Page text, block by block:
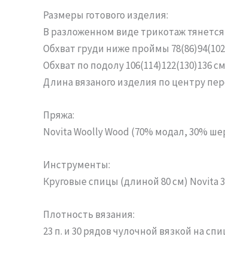
Размеры готового изделия:
В разложенном виде трикотаж
Обхват груди ниже проймы
Обхват по подолу 106(114)122(130)136
Длина вязаного изделия по центру
Пряжа:
Novita Woolly Wood (70% модал, 30%
Инструменты:
Круговые спицы (длиной 80 см) Novita
Плотность вязания:
23 п. и 30 рядов чулочной вязкой на